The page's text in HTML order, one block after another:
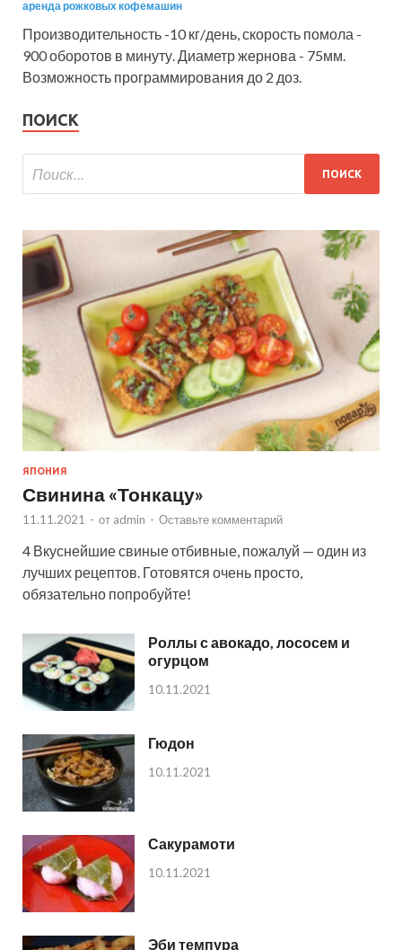
аренда рожковых кофемашин
Производительность -10 кг/день, скорость помола -
900 оборотов в минуту. Диаметр жернова - 75мм.
Возможность программирования до 2 доз.
ПОИСК
ЯПОНИЯ
Свинина «Тонкацу»
11.11.2021 - от admin - Оставьте комментарий
4 Вкуснейшие свиные отбивные, пожалуй — один из
лучших рецептов. Готовятся очень просто,
обязательно попробуйте!
Роллы с авокадо, лососем и
огурцом
10.11.2021
Гюдон
10.11.2021
Сакурамоти
10.11.2021
Эби темпура